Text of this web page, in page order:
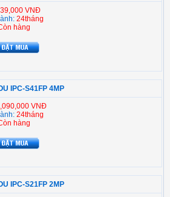
VNĐ
24tháng
hàng
IPC-S41FP 4MP
VNĐ
24tháng
hàng
IPC-S21FP 2MP